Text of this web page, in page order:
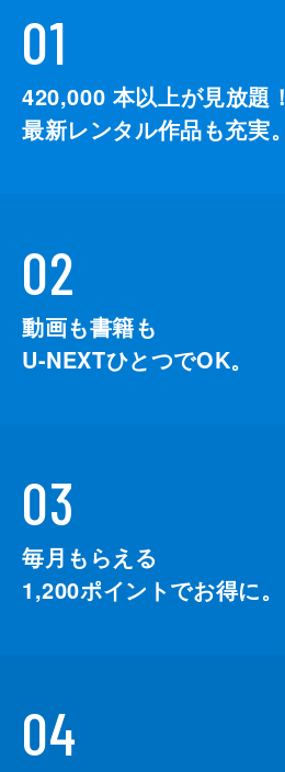
01
420,000 本以上が見放題！
最新レンタル作品も充実。
02
動画も書籍も
U-NEXTひとつでOK。
03
毎月もらえる
1,200ポイントでお得に。
04